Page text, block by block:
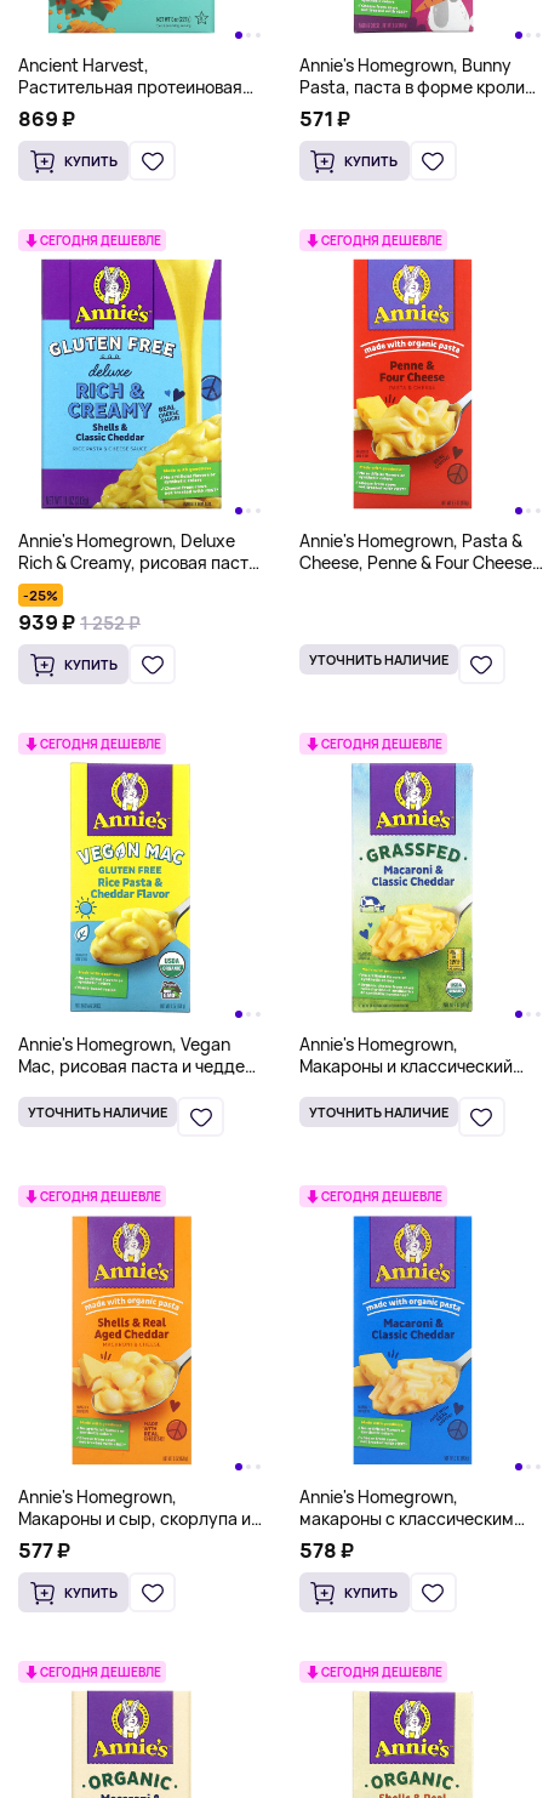
Ancient Harvest,
Растительная протеиновая
паста, ротини из красной
чечевицы, 227 г (8 унций)
869 ₽
КУПИТЬ
Annie's Homegrown, Bunny
Pasta, паста в форме кролика
и вкусный чеддер, 170 г (6
унций)
571 ₽
КУПИТЬ
СЕГОДНЯ ДЕШЕВЛЕ
Annie's Homegrown, Deluxe
Rich & Creamy, рисовая паста
и сырный соус, ракушки и
классический чеддер, без
глютена, 312 г (11 унций)
-25%
939 ₽ 1 252 ₽
КУПИТЬ
СЕГОДНЯ ДЕШЕВЛЕ
Annie's Homegrown, Pasta &
Cheese, Penne & Four Cheese,
УТОЧНИТЬ НАЛИЧИЕ
СЕГОДНЯ ДЕШЕВЛЕ
Annie's Homegrown, Vegan
Mac, рисовая паста и чеддер,
УТОЧНИТЬ НАЛИЧИЕ
СЕГОДНЯ ДЕШЕВЛЕ
Annie's Homegrown,
Макароны и классический
УТОЧНИТЬ НАЛИЧИЕ
СЕГОДНЯ ДЕШЕВЛЕ
Annie's Homegrown,
Макароны и сыр, скорлупа и
выдержанный чеддер, 170 г
(6 унций)
577 ₽
КУПИТЬ
СЕГОДНЯ ДЕШЕВЛЕ
Annie's Homegrown,
макароны с классическим
сыром чеддер, 170 г
(6 унций)
578 ₽
КУПИТЬ
СЕГОДНЯ ДЕШЕВЛЕ СЕГОДНЯ ДЕШЕВЛЕ